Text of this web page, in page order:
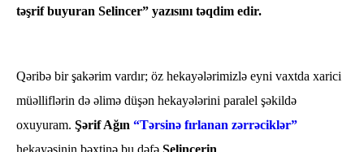
təşrif buyuran Selincer” yazısını təqdim edir.
Qəribə bir şakərim vardır; öz hekayələrimizlə eyni vaxtda xarici
müəlliflərin də əlimə düşən hekayələrini paralel şəkildə
oxuyuram. Şərif Ağın “Tərsinə fırlanan zərrəciklər”